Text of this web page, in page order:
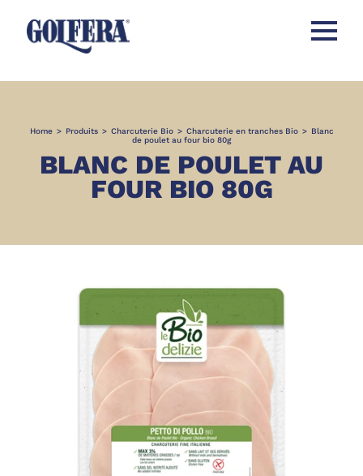
Ouvrir le
Home > Produits > Charcuterie Bio > Charcuterie en tranches Bio > Blanc
de poulet au four bio 80g
BLANC DE POULET AU
FOUR BIO 80G